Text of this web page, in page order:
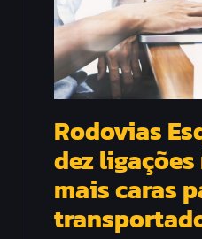
Rodovias
dez
mais caras